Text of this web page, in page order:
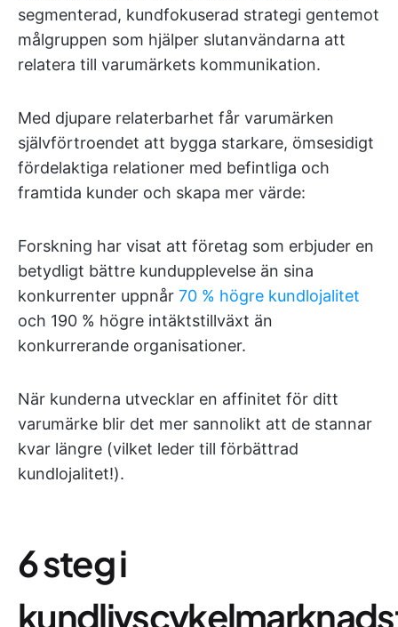
segmenterad, kundfokuserad strategi gentemot
målgruppen som hjälper slutanvändarna att
relatera till varumärkets kommunikation.
Med djupare relaterbarhet får varumärken
självförtroendet att bygga starkare, ömsesidigt
fördelaktiga relationer med befintliga och
framtida kunder och skapa mer värde:
Forskning har visat att företag som erbjuder en
betydligt bättre kundupplevelse än sina
konkurrenter uppnår 70 % högre kundlojalitet
och 190 % högre intäktstillväxt än
konkurrerande organisationer.
När kunderna utvecklar en affinitet för ditt
varumärke blir det mer sannolikt att de stannar
kvar längre (vilket leder till förbättrad
kundlojalitet!).
6 steg i